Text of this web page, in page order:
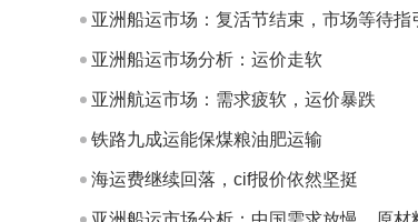
亚洲船运市场：复活节结束，市场等待指
亚洲船运市场分析：运价走软
亚洲航运市场：需求疲软，运价暴跌
铁路九成运能保煤粮油肥运输
海运费继续回落，cif报价依然坚挺